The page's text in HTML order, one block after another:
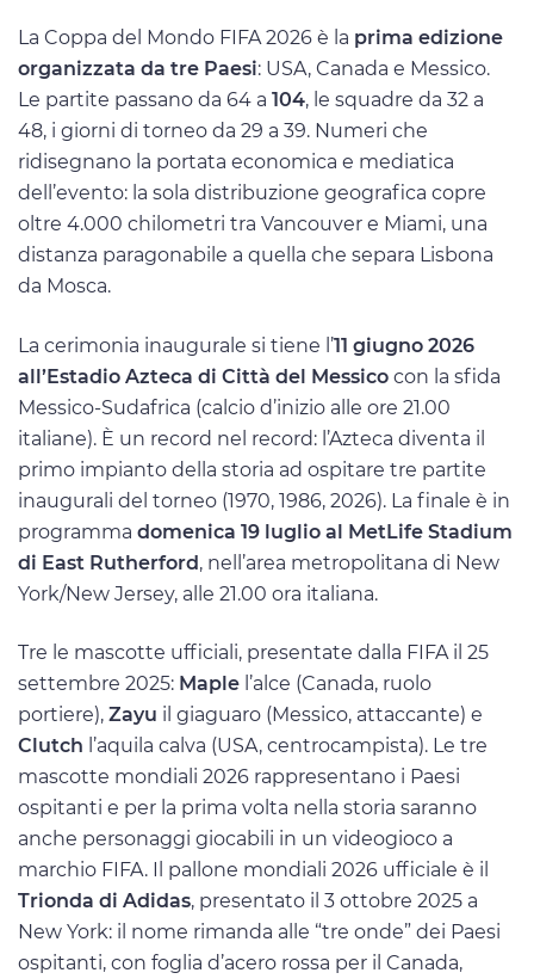
La Coppa del Mondo FIFA 2026 è la prima edizione
organizzata da tre Paesi: USA, Canada e Messico.
Le partite passano da 64 a 104, le squadre da 32 a
48, i giorni di torneo da 29 a 39. Numeri che
ridisegnano la portata economica e mediatica
dell’evento: la sola distribuzione geografica copre
oltre 4.000 chilometri tra Vancouver e Miami, una
distanza paragonabile a quella che separa Lisbona
da Mosca.
La cerimonia inaugurale si tiene l’11 giugno 2026
all’Estadio Azteca di Città del Messico con la sfida
Messico-Sudafrica (calcio d’inizio alle ore 21.00
italiane). È un record nel record: l’Azteca diventa il
primo impianto della storia ad ospitare tre partite
inaugurali del torneo (1970, 1986, 2026). La finale è in
programma domenica 19 luglio al MetLife Stadium
di East Rutherford, nell’area metropolitana di New
York/New Jersey, alle 21.00 ora italiana.
Tre le mascotte ufficiali, presentate dalla FIFA il 25
settembre 2025: Maple l’alce (Canada, ruolo
portiere), Zayu il giaguaro (Messico, attaccante) e
Clutch l’aquila calva (USA, centrocampista). Le tre
mascotte mondiali 2026 rappresentano i Paesi
ospitanti e per la prima volta nella storia saranno
anche personaggi giocabili in un videogioco a
marchio FIFA. Il pallone mondiali 2026 ufficiale è il
Trionda di Adidas, presentato il 3 ottobre 2025 a
New York: il nome rimanda alle “tre onde” dei Paesi
ospitanti, con foglia d’acero rossa per il Canada,